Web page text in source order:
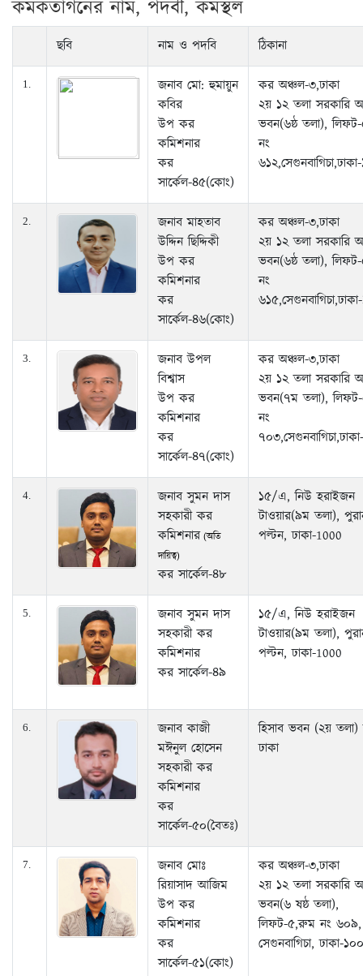
কর্মকর্তাগনের নাম, পদবী, কর্মস্থল
ছবি নাম ও পদবি ঠিকানা
1.
জনাব মো: হুমায়ুন
কবির
উপ কর
কমিশনার
কর
সার্কেল-৪৫(কোং)
কর অঞ্চল-৩,ঢাকা
২য় ১২ তলা সরকারি
ভবন(৬ষ্ঠ তলা),
নং
2.
জনাব মাহতাব
উদ্দিন ছিদ্দিকী
উপ কর
কমিশনার
কর
সার্কেল-৪৬(কোং)
কর অঞ্চল-৩,ঢাকা
২য় ১২ তলা সরকারি
ভবন(৬ষ্ঠ তলা),
নং
3.
জনাব উপল
বিশ্বাস
উপ কর
কমিশনার
কর
সার্কেল-৪৭(কোং)
কর অঞ্চল-৩,ঢাকা
২য় ১২ তলা সরকারি
ভবন(৭ম তলা),
নং
4.
জনাব সুমন দাস
সহকারী কর
কমিশনার(অতি
দায়িত্ব)
কর সার্কেল-৪৮
১৫/এ, নিউ হরাইজন
টাওয়ার(৯ম তলা),
পল্টন, ঢাকা-1000
5.
জনাব সুমন দাস
সহকারী কর
কমিশনার
কর সার্কেল-৪৯
১৫/এ, নিউ হরাইজন
টাওয়ার(৯ম তলা),
পল্টন, ঢাকা-1000
6.
জনাব কাজী
মঈনুল হোসেন
সহকারী কর
কমিশনার
কর
সার্কেল-৫০(বৈতঃ)
হিসাব ভবন (২য় তলা)
ঢাকা
7.
জনাব মোঃ
রিয়াসাদ আজিম
উপ কর
কমিশনার
কর
সার্কেল-৫১(কোং)
কর অঞ্চল-৩,ঢাকা
২য় ১২ তলা সরকারি
ভবন(৬ ষষ্ঠ তলা),
লিফট-৫,রুম নং ৬০৯,
সেগুনবাগিচা, ঢাকা-